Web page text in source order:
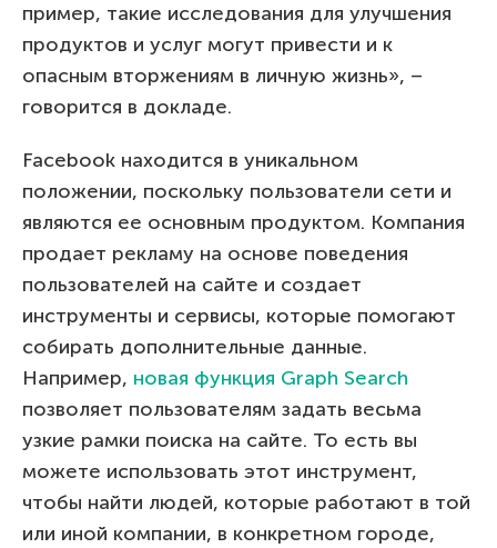
пример, такие исследования для улучшения
продуктов и услуг могут привести и к
опасным вторжениям в личную жизнь», –
говорится в докладе.
Facebook находится в уникальном
положении, поскольку пользователи сети и
являются ее основным продуктом. Компания
продает рекламу на основе поведения
пользователей на сайте и создает
инструменты и сервисы, которые помогают
собирать дополнительные данные.
Например, новая функция Graph Search
позволяет пользователям задать весьма
узкие рамки поиска на сайте. То есть вы
можете использовать этот инструмент,
чтобы найти людей, которые работают в той
или иной компании, в конкретном городе,